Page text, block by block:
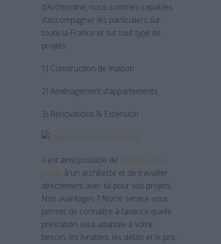
d’Archionline, nous sommes capables
d’accompagner les particuliers sur
toute la France et sur tout type de
projets:
1) Construction de maison
2) Aménagement d’appartements
3) Rénovations & Extension
Il est ainsi possible de confier votre
projet à un architecte et de travailler
directement avec lui pour vos projets.
Nos avantages ? Notre service vous
permet de connaitre à l’avance quelle
prestation sera adaptée à votre
besoin, les livrables, les délais et le prix.